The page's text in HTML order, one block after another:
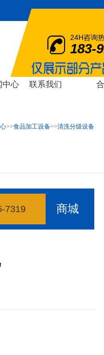
24H咨询
183-
中心 CONTACT
联系我们
>>食品加工设备>>清洗分级设备
7319 商城